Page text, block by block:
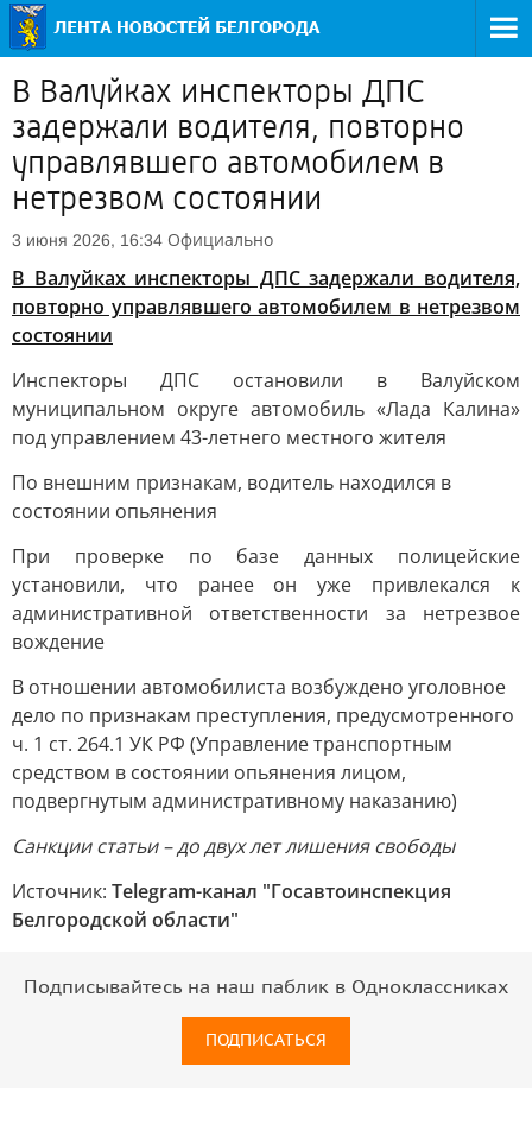
В Валуйках инспекторы ДПС
задержали водителя, повторно
управлявшего автомобилем в
нетрезвом состоянии
3 июня 2026, 16:34 Официально
В Валуйках инспекторы ДПС задержали водителя,
повторно управлявшего автомобилем в нетрезвом
состоянии
Инспекторы ДПС остановили в Валуйском
муниципальном округе автомобиль «Лада Калина»
под управлением 43-летнего местного жителя
По внешним признакам, водитель находился в
состоянии опьянения
При проверке по базе данных полицейские
установили, что ранее он уже привлекался к
административной ответственности за нетрезвое
вождение
В отношении автомобилиста возбуждено уголовное
дело по признакам преступления, предусмотренного
ч. 1 ст. 264.1 УК РФ (Управление транспортным
средством в состоянии опьянения лицом,
подвергнутым административному наказанию)
Санкции статьи – до двух лет лишения свободы
Источник: Telegram-канал "Госавтоинспекция
Белгородской области"
Подписывайтесь на наш паблик в Одноклассниках
ПОДПИСАТЬСЯ